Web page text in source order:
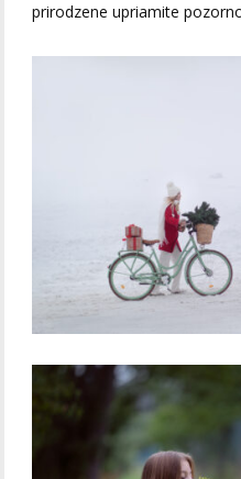
prirodzene upriamite